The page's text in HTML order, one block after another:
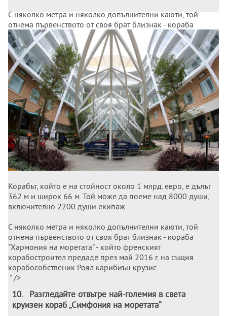
С няколко метра и няколко допълнителни каюти, той
отнема първенството от своя брат близнак - кораба
"Хармония на моретата" - който френският
корабостроител предаде през май 2016 г. на същия
корабособственик Роял карибиън крузис.
Корабът, който е на стойност около 1 млрд. евро, е дълъг
362 м и широк 66 м. Той може да поеме над 8000 души,
включително 2200 души екипаж.
С няколко метра и няколко допълнителни каюти, той
отнема първенството от своя брат близнак - кораба
"Хармония на моретата" - който френският
корабостроител предаде през май 2016 г. на същия
корабособственик Роял карибиън крузис.
" />
10.
Разгледайте отвътре най-големия в света
круизен кораб „Симфония на моретата“